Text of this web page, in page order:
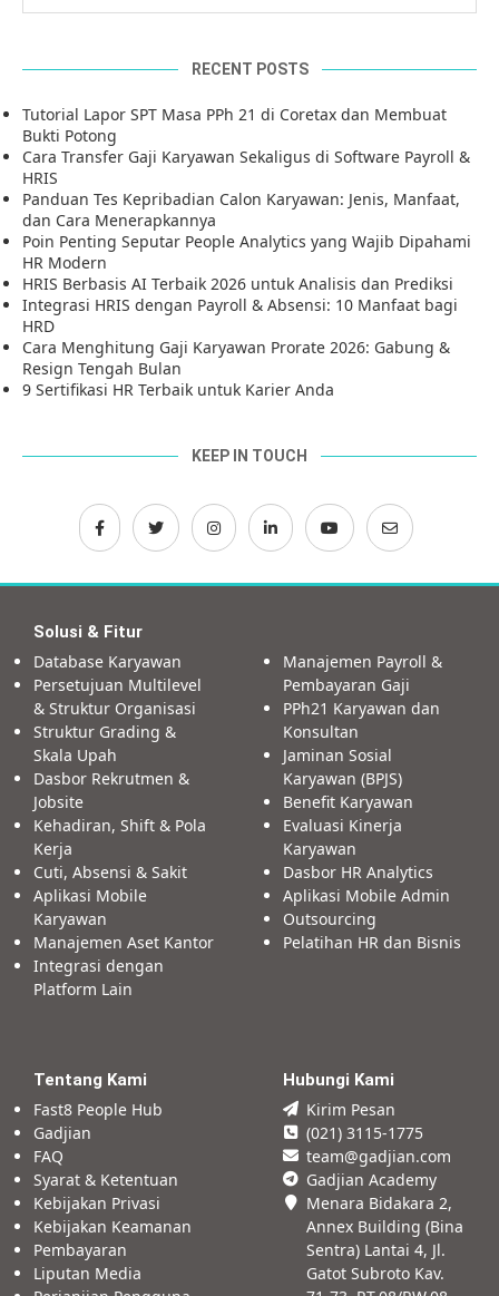
RECENT POSTS
Tutorial Lapor SPT Masa PPh 21 di Coretax dan Membuat
Bukti Potong
Cara Transfer Gaji Karyawan Sekaligus di Software Payroll &
HRIS
Panduan Tes Kepribadian Calon Karyawan: Jenis, Manfaat,
dan Cara Menerapkannya
Poin Penting Seputar People Analytics yang Wajib Dipahami
HR Modern
HRIS Berbasis AI Terbaik 2026 untuk Analisis dan Prediksi
Integrasi HRIS dengan Payroll & Absensi: 10 Manfaat bagi
HRD
Cara Menghitung Gaji Karyawan Prorate 2026: Gabung &
Resign Tengah Bulan
9 Sertifikasi HR Terbaik untuk Karier Anda
KEEP IN TOUCH
Solusi & Fitur
Database Karyawan
Persetujuan Multilevel
& Struktur Organisasi
Struktur Grading &
Skala Upah
Dasbor Rekrutmen &
Jobsite
Kehadiran, Shift & Pola
Kerja
Cuti, Absensi & Sakit
Aplikasi Mobile
Karyawan
Manajemen Aset Kantor
Integrasi dengan
Platform Lain
Manajemen Payroll &
Pembayaran Gaji
PPh21 Karyawan dan
Konsultan
Jaminan Sosial
Karyawan (BPJS)
Benefit Karyawan
Evaluasi Kinerja
Karyawan
Dasbor HR Analytics
Aplikasi Mobile Admin
Outsourcing
Pelatihan HR dan Bisnis
Tentang Kami
Fast8 People Hub
Gadjian
FAQ
Syarat & Ketentuan
Kebijakan Privasi
Kebijakan Keamanan
Pembayaran
Liputan Media
Hubungi Kami
Kirim Pesan
(021) 3115-1775
team@gadjian.com
Gadjian Academy
Menara Bidakara 2,
Annex Building (Bina
Sentra) Lantai 4, Jl.
Gatot Subroto Kav.